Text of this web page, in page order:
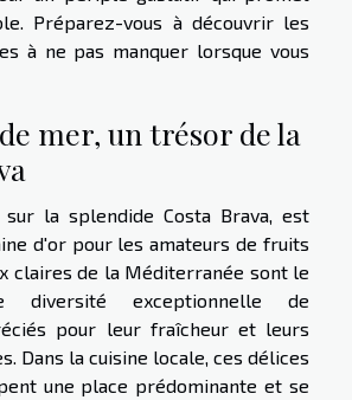
Préparez-vous à découvrir les
à ne pas manquer lorsque vous
mer, un trésor de la
sur la splendide Costa Brava, est
d'or pour les amateurs de fruits
claires de la Méditerranée sont le
diversité exceptionnelle de
pour leur fraîcheur et leurs
Dans la cuisine locale, ces délices
une place prédominante et se